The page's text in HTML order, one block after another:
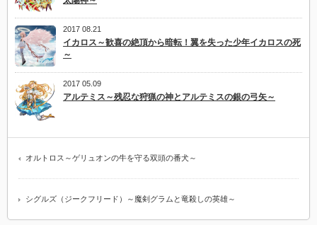
2017 08.21
イカロス～歓喜の絶頂から暗転！翼を失った少年イカロスの死
～
2017 05.09
アルテミス～残忍な狩猟の神とアルテミスの銀の弓矢～
オルトロス～ゲリュオンの牛を守る双頭の番犬～
シグルズ（ジークフリード）～魔剣グラムと竜殺しの英雄～